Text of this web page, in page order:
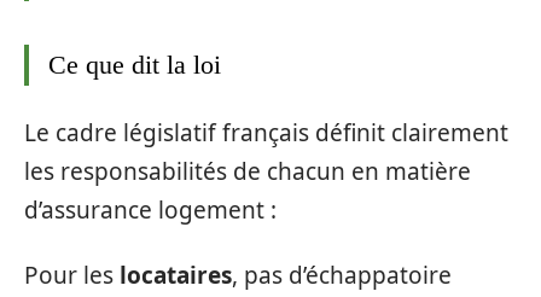
Ce que dit la loi
Le cadre législatif français définit clairement
les responsabilités de chacun en matière
d’assurance logement :
Pour les locataires, pas d’échappatoire